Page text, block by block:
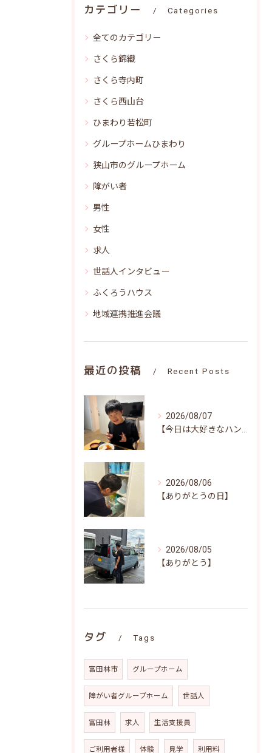
カテゴリー Categories
全てのカテゴリー
さくら錦織
さくら寺内町
さくら西山台
ひまわり若松町
グループホームひまわり
狭山市のグループホーム
障がい者
男性
女性
求人
世話人インタビュー
ふくろうハウス
地域連携推進会議
最近の投稿 Recent Posts
2026/08/07
2026/08/06
【ありがとうの日】
2026/08/05
【ありがとう】
タグ Tags
富田林市 グループホーム
障がい者グループホーム 世話人
富田林 求人 生活支援員
ご利用者様 体験 見学 利用料